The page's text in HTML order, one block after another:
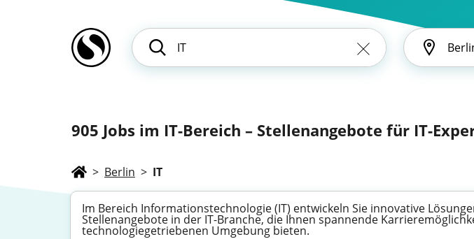
905 Jobs im IT-Bereich – Stellenangebote für IT-
> Berlin > IT
Im Bereich Informationstechnologie (IT) entwickeln Sie innovative
Stellenangebote in der IT-Branche, die Ihnen spannende
technologiegetriebenen Umgebung bieten.